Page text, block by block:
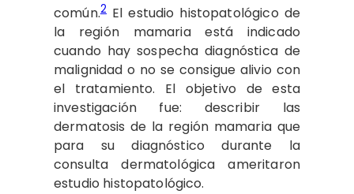
común.2 El estudio histopatológico de
la región mamaria está indicado
cuando hay sospecha diagnóstica de
malignidad o no se consigue alivio con
el tratamiento. El objetivo de esta
investigación fue: describir las
dermatosis de la región mamaria que
para su diagnóstico durante la
consulta dermatológica ameritaron
estudio histopatológico.